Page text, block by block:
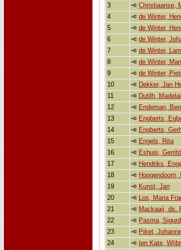
3
Christiaanse,
4
de Winter,
5
de Winter,
6
de Winter,
7
de Winter,
8
de Winter,
9
de Winter,
10
Dekker, Jan
11
Dutilh,
12
Endeman,
13
Engberts,
14
Engberts,
15
Engels, Rita
16
Eshuis,
17
Hendriks,
18
Hoogendoorn,
19
Kunst, Jan
20
Los, Maria
21
Mackaaij, ds.
22
Pasma, Sigurd
23
Piket,
24
ten Kate,